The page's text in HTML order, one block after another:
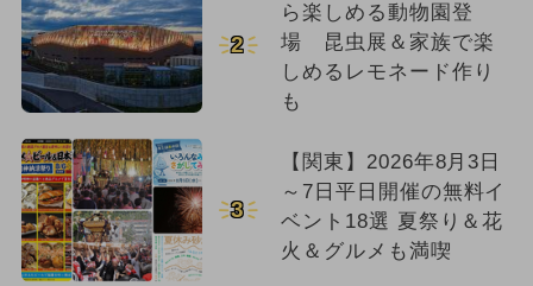
2
ら楽しめる動物園登
場 昆虫展＆家族で楽
しめるレモネード作り
も
3
【関東】2026年8月3日
～7日平日開催の無料イ
ベント18選 夏祭り＆花
火＆グルメも満喫